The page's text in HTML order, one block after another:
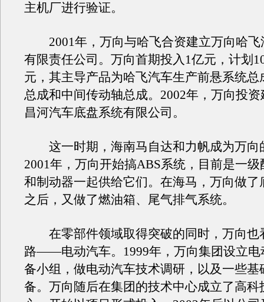
主机厂进行验证。
2001年，万向与哈飞合资建立万向哈飞
有限责任公司。万向首期投入1亿元，计划
元，其主导产品为哈飞汽车生产前悬系统总
总成和中间传动轴总成。2002年，万向投资
昌河汽车底盘系统有限公司。
这一时期，海南马自达和力帆成为万向
2001年，万向开始搞ABS系统，目前是一
和制动器一起供给它们。在海马，万向做了
之后，又做了燃油箱、尾气排气系统。
在零部件领域取得突破的同时，万向也
路——电动汽车。1999年，万向集团设立电
备小组，做电动汽车技术调研，以及一些基
备。万向随后在集团的技术中心成立了高科